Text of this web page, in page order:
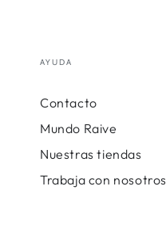
AYUDA
Contacto
Mundo Raive
Nuestras tiendas
Trabaja con nosotros